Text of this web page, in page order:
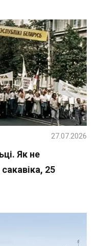
Як не
25
27.07.2026